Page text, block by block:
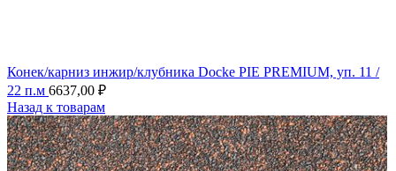
Конек/карниз инжир/клубника Docke PIE PREMIUM, уп. 11 /
22 п.м 6637,00 ₽
Назад к товарам